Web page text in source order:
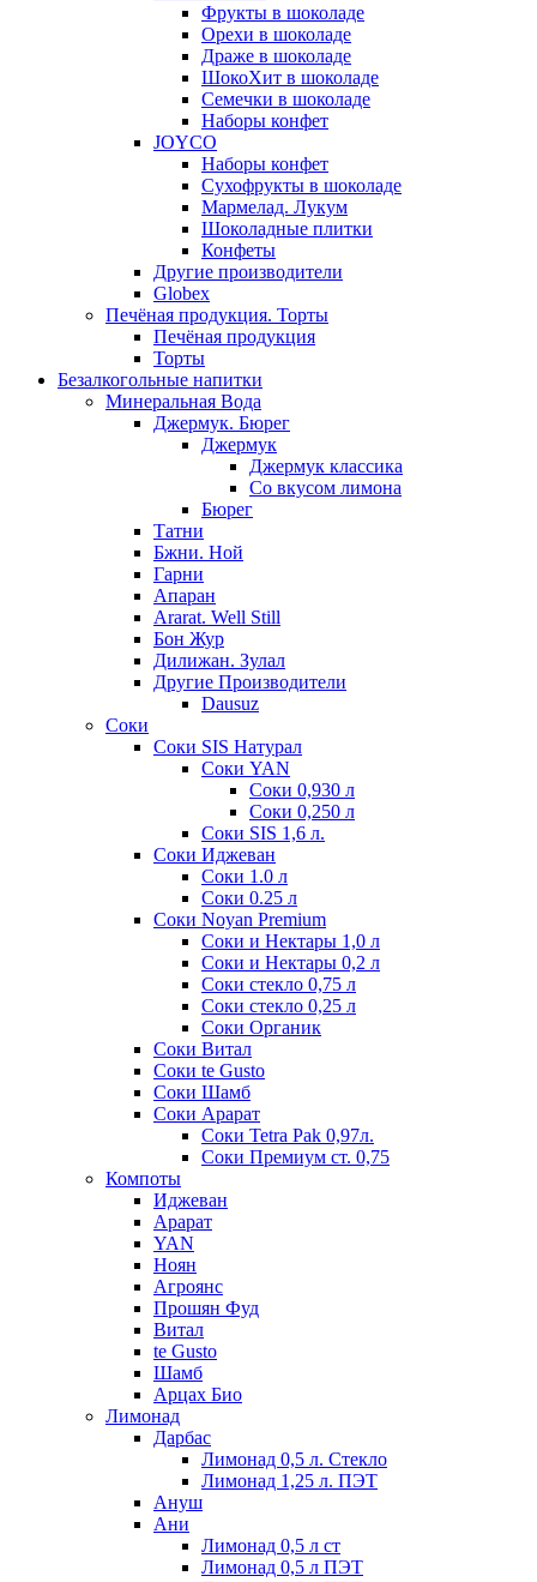
Фрукты в шоколаде
Орехи в шоколаде
Драже в шоколаде
ШокоХит в шоколаде
Семечки в шоколаде
Наборы конфет
JOYCO
Наборы конфет
Сухофрукты в шоколаде
Мармелад. Лукум
Шоколадные плитки
Конфеты
Другие производители
Globex
Печёная продукция. Торты
Печёная продукция
Торты
Безалкогольные напитки
Минеральная Вода
Джермук. Бюрег
Джермук
Джермук классика
Со вкусом лимона
Бюрег
Татни
Бжни. Ной
Гарни
Апаран
Ararat. Well Still
Бон Жур
Дилижан. Зулал
Другие Производители
Dausuz
Соки
Соки SIS Натурал
Соки YAN
Соки 0,930 л
Соки 0,250 л
Соки SIS 1,6 л.
Соки Иджеван
Соки 1.0 л
Соки 0.25 л
Соки Noyan Premium
Соки и Нектары 1,0 л
Соки и Нектары 0,2 л
Соки стекло 0,75 л
Соки стекло 0,25 л
Соки Органик
Соки Витал
Соки te Gusto
Соки Шамб
Соки Арарат
Соки Tetra Pak 0,97л.
Соки Премиум ст. 0,75
Компоты
Иджеван
Арарат
YAN
Ноян
Агроянс
Прошян Фуд
Витал
te Gusto
Шамб
Арцах Био
Лимонад
Дарбас
Лимонад 0,5 л. Стекло
Лимонад 1,25 л. ПЭТ
Ануш
Ани
Лимонад 0,5 л ст
Лимонад 0,5 л ПЭТ